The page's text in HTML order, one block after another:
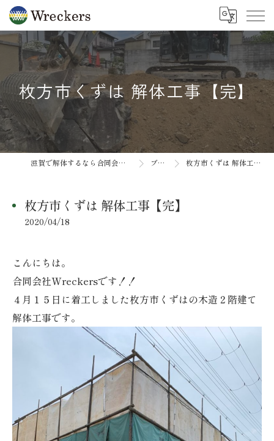
枚方市くずは 解体工事【完】
滋賀で解体するなら合同会社Wreckers ブログ 枚方市くずは 解体工事【完】
枚方市くずは 解体工事【完】
2020/04/18
こんにちは。
合同会社Wreckersです！！
４月１５日に着工しました枚方市くずはの木造２階建て
解体工事です。